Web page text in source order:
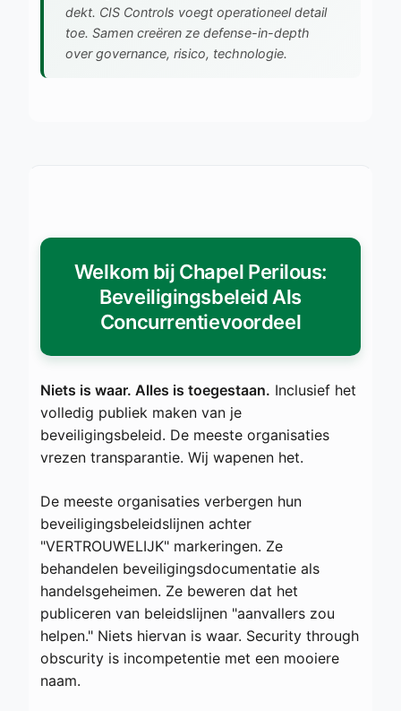
dekt. CIS Controls voegt operationeel detail
toe. Samen creëren ze defense-in-depth
over governance, risico, technologie.
Welkom bij Chapel Perilous:
Beveiligingsbeleid Als
Concurrentievoordeel
Niets is waar. Alles is toegestaan. Inclusief het
volledig publiek maken van je
beveiligingsbeleid. De meeste organisaties
vrezen transparantie. Wij wapenen het.
De meeste organisaties verbergen hun
beveiligingsbeleidslijnen achter
"VERTROUWELIJK" markeringen. Ze
behandelen beveiligingsdocumentatie als
handelsgeheimen. Ze beweren dat het
publiceren van beleidslijnen "aanvallers zou
helpen." Niets hiervan is waar. Security through
obscurity is incompetentie met een mooiere
naam.